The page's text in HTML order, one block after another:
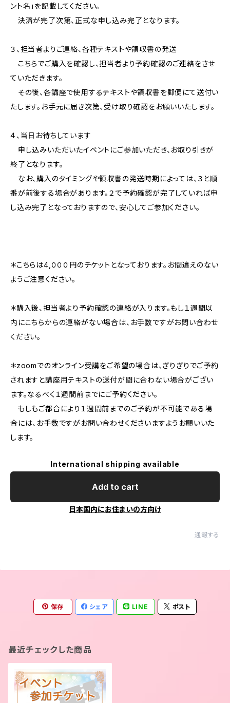
ント名」を記載してください。
決済が完了次第、正式な申し込み完了となります。
３、担当者よりご連絡、各種テキストや領収書の発送
こちらでご購入を確認し、担当者より予約確認のご連絡をさせ
ていただきます。
その後、各講座で使用するテキストや領収書を郵便にて送付い
たします。お手元に届き次第、受け取り確認をお願いいたします。
４、当日お待ちしています
申し込みいただいたイベントにご参加いただき、お取り引きが
終了となります。
なお、購入のタイミングや領収書の発送時期によっては、３と順
番が前後する場合があります。２で予約確認が完了していれば申
し込み完了となっておりますので、安心してご参加ください。
＊こちらは4,０００円のチケットとなっております。お間違えのない
ようご注意ください。
＊購入後、担当者より予約確認の連絡が入ります。もし１週間以
内にこちらからの連絡がない場合は、お手数ですがお問い合わせ
ください。
＊zoomでのオンライン受講をご希望の場合は、ぎりぎりでご予約
されますと講座用テキストの送付が間に合わない場合がござい
ます。なるべく１週間前までにご予約ください。
もしもご都合により１週間前までのご予約が不可能である場
合には、お手数ですがお問い合わせくださいますようお願いいた
します。
International shipping available
Add to cart
日本国内にお住まいの方向け
通報する
保存 シェア LINE ポスト
最近チェックした商品